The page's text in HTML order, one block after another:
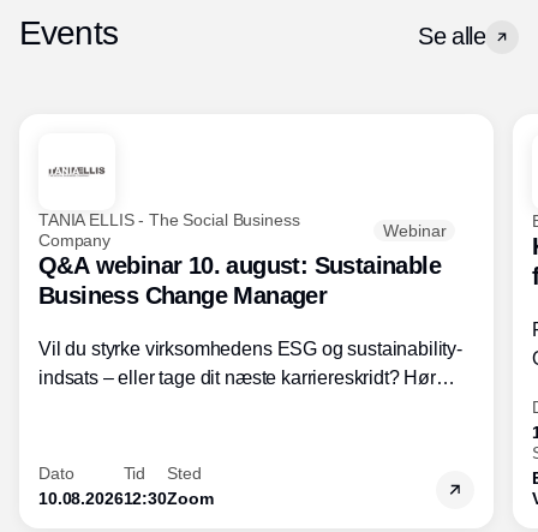
Events Se alle
TANIA ELLIS - The Social Business
Company
Webinar
Q&A webinar 10. august: Sustainable
Business Change Manager
Vil du styrke virksomhedens ESG og sustainability-
indsats – eller tage dit næste karriereskridt? Hør
inden for bæredygtig forretningsudvikling - så du
skaber værdi for både samfund og bundlinje.
Dato
10.08.2026
Tid
12:30
Sted
Zoom